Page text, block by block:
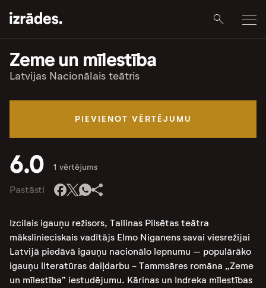
Zeme un mīlestība
Latvijas Nacionālais teātris
PIEVIENOT VĒRTĒJUMU
6.0 1 vērtējums
Pastāsti
Izcilais igauņu režisors, Tallinas Pilsētas teātra
mākslinieciskais vadītājs Elmo Niganens savai viesrežijai
Latvijā piedāvā igauņu nacionālo lepnumu – populārāko
igauņu literatūras daiļdarbu - Tammsāres romāna „Zeme
un mīlestība” iestudējumu. Kārinas un Indreka mīlestības